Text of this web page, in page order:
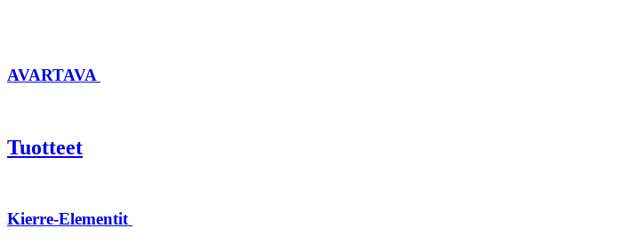
AVARTAVA
Tuotteet
Kierre-Elementit